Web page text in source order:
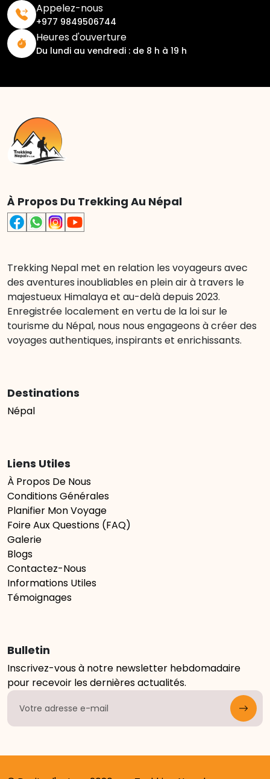
Appelez-nous
+977 9849506744
Heures d'ouverture
Du lundi au vendredi : de 8 h à 19 h
À Propos Du Trekking Au Népal
Trekking Nepal met en relation les voyageurs avec
des aventures inoubliables en plein air à travers le
majestueux Himalaya et au-delà depuis 2023.
Enregistrée localement en vertu de la loi sur le
tourisme du Népal, nous nous engageons à créer des
voyages authentiques, inspirants et enrichissants.
Destinations
Népal
Liens Utiles
À Propos De Nous
Conditions Générales
Planifier Mon Voyage
Foire Aux Questions (FAQ)
Galerie
Blogs
Contactez-Nous
Informations Utiles
Témoignages
Bulletin
Inscrivez-vous à notre newsletter hebdomadaire
pour recevoir les dernières actualités.